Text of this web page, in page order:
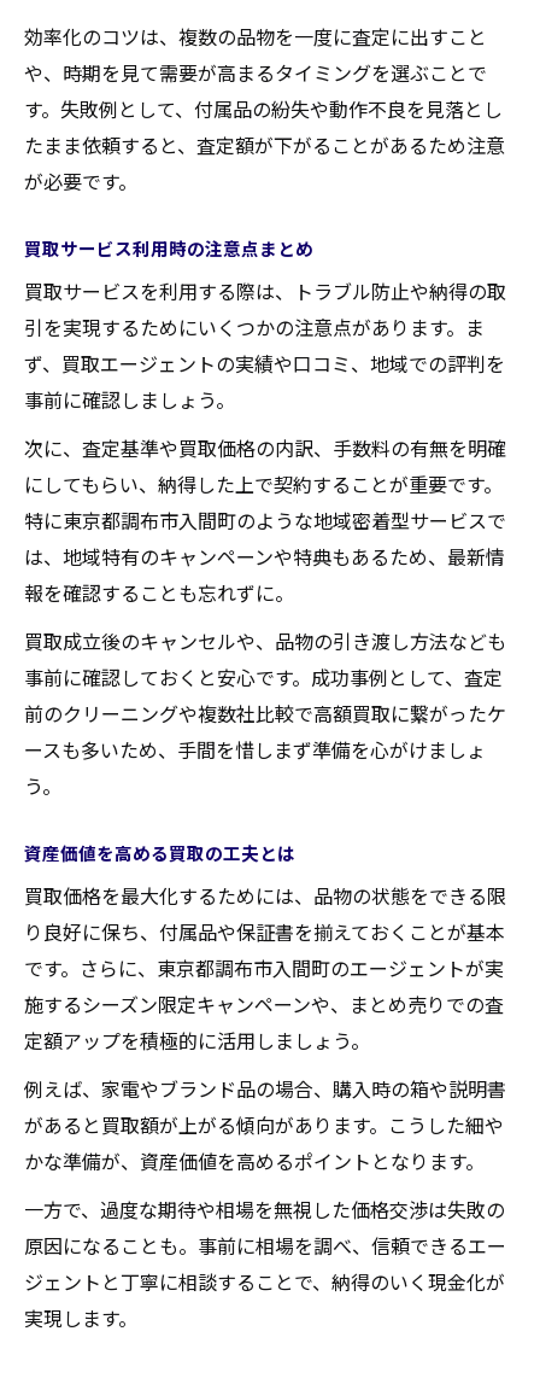
効率化のコツは、複数の品物を一度に査定に出すこと
や、時期を見て需要が高まるタイミングを選ぶことで
す。失敗例として、付属品の紛失や動作不良を見落とし
たまま依頼すると、査定額が下がることがあるため注意
が必要です。
買取サービス利用時の注意点まとめ
買取サービスを利用する際は、トラブル防止や納得の取
引を実現するためにいくつかの注意点があります。ま
ず、買取エージェントの実績や口コミ、地域での評判を
事前に確認しましょう。
次に、査定基準や買取価格の内訳、手数料の有無を明確
にしてもらい、納得した上で契約することが重要です。
特に東京都調布市入間町のような地域密着型サービスで
は、地域特有のキャンペーンや特典もあるため、最新情
報を確認することも忘れずに。
買取成立後のキャンセルや、品物の引き渡し方法なども
事前に確認しておくと安心です。成功事例として、査定
前のクリーニングや複数社比較で高額買取に繋がったケ
ースも多いため、手間を惜しまず準備を心がけましょ
う。
資産価値を高める買取の工夫とは
買取価格を最大化するためには、品物の状態をできる限
り良好に保ち、付属品や保証書を揃えておくことが基本
です。さらに、東京都調布市入間町のエージェントが実
施するシーズン限定キャンペーンや、まとめ売りでの査
定額アップを積極的に活用しましょう。
例えば、家電やブランド品の場合、購入時の箱や説明書
があると買取額が上がる傾向があります。こうした細や
かな準備が、資産価値を高めるポイントとなります。
一方で、過度な期待や相場を無視した価格交渉は失敗の
原因になることも。事前に相場を調べ、信頼できるエー
ジェントと丁寧に相談することで、納得のいく現金化が
実現します。